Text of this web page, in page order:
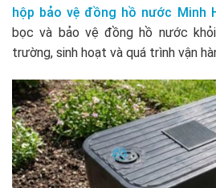
hộp bảo vệ đồng hồ nước Minh
bọc và bảo vệ đồng hồ nước
trường, sinh hoạt và quá trình vận